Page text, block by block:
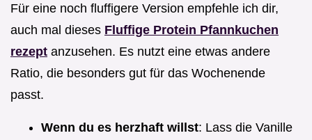
Für eine noch fluffigere Version empfehle ich dir,
auch mal dieses Fluffige Protein Pfannkuchen
rezept anzusehen. Es nutzt eine etwas andere
Ratio, die besonders gut für das Wochenende
passt.
Wenn du es herzhaft willst: Lass die Vanille